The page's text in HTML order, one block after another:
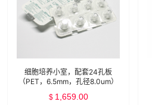
细胞培养小室，配套24孔板
（PET，6.5mm，孔径8.0um）
$ 1,659.00